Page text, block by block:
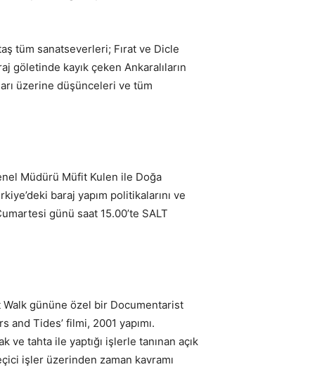
tüm sanatseverleri; Fırat ve Dicle
kayık çeken Ankaralıların
üzerine düşünceleri ve tüm
Müdürü Müfit Kulen ile Doğa
baraj yapım politikalarını ve
günü saat 15.00’te SALT
gününe özel bir Documentarist
Tides’ filmi, 2001 yapımı.
tahta ile yaptığı işlerle tanınan açık
işler üzerinden zaman kavramı